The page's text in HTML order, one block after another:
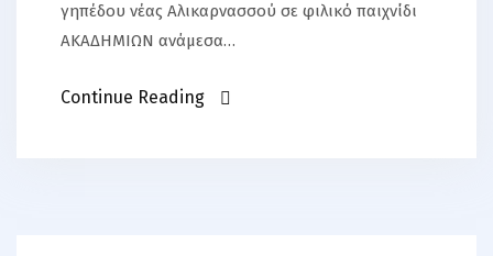
γηπέδου νέας Αλικαρνασσού σε φιλικό παιχνίδι
ΑΚΑΔΗΜΙΩΝ ανάμεσα…
Continue Reading